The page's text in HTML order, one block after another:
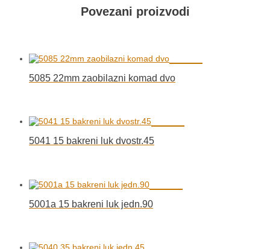
Povezani proizvodi
5085 22mm zaobilazni komad dvo
5041 15 bakreni luk dvostr.45
5001a 15 bakreni luk jedn.90